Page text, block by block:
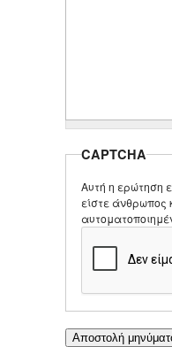
CAPTCHA
Αυτή η ερώτηση
είστε άνθρωπος